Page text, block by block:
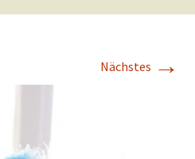
Nächstes →